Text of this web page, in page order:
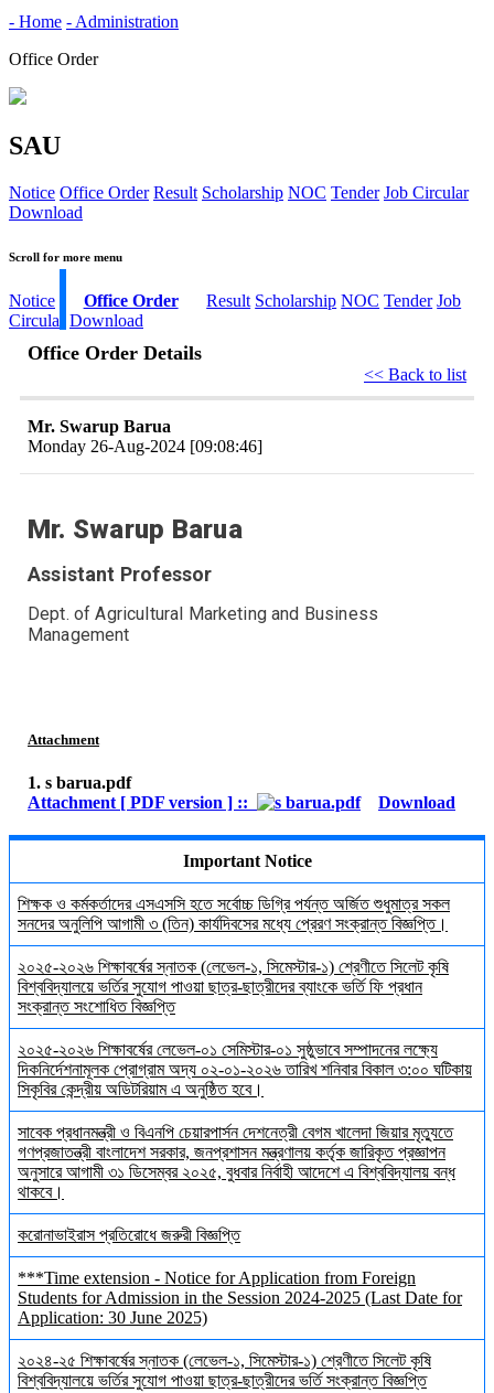
- Home - Administration
Office Order
SAU
Notice Office Order Result Scholarship NOC Tender Job Circular
Download
Scroll for more menu
Notice Office Order Result Scholarship NOC Tender Job
Circular Download
Office Order Details
<< Back to list
Mr. Swarup Barua
Monday 26-Aug-2024 [09:08:46]
Mr. Swarup Barua
Assistant Professor
Dept. of Agricultural Marketing and Business
Management
Attachment
1. s barua.pdf
Attachment [ PDF version ] ::
Download
Important Notice
শিক্ষক ও কর্মকর্তাদের এসএসসি হতে সর্বোচ্চ ডিগ্রি পর্যন্ত অর্জিত শুধুমাত্র সকল
সনদের অনুলিপি আগামী ৩ (তিন) কার্যদিবসের মধ্যে প্রেরণ সংক্রান্ত বিজ্ঞপ্তি।
২০২৫-২০২৬ শিক্ষাবর্ষের স্নাতক (লেভেল-১, সিমেস্টার-১) শ্রেণীতে সিলেট কৃষি
বিশ্ববিদ্যালয়ে ভর্তির সুযোগ পাওয়া ছাত্র-ছাত্রীদের ব্যাংকে ভর্তি ফি প্রধান
সংক্রান্ত সংশোধিত বিজ্ঞপ্তি
২০২৫-২০২৬ শিক্ষাবর্ষের লেভেল-০১ সেমিস্টার-০১ সুষ্ঠুভাবে সম্পাদনের লক্ষ্যে
দিকনির্দেশনামূলক প্রোগ্রাম অদ্য ০২-০১-২০২৬ তারিখ শনিবার বিকাল ৩:০০ ঘটিকায়
সিকৃবির কেন্দ্রীয় অডিটরিয়াম এ অনুষ্ঠিত হবে।
সাবেক প্রধানমন্ত্রী ও বিএনপি চেয়ারপার্সন দেশনেত্রী বেগম খালেদা জিয়ার মৃত্যুতে
গণপ্রজাতন্ত্রী বাংলাদেশ সরকার, জনপ্রশাসন মন্ত্রণালয় কর্তৃক জারিকৃত প্রজ্ঞাপন
অনুসারে আগামী ৩১ ডিসেম্বর ২০২৫, বুধবার নির্বাহী আদেশে এ বিশ্ববিদ্যালয় বন্ধ
থাকবে।
করোনাভাইরাস প্রতিরোধে জরুরী বিজ্ঞপ্তি
***Time extension - Notice for Application from Foreign
Students for Admission in the Session 2024-2025 (Last Date for
Application: 30 June 2025)
২০২৪-২৫ শিক্ষাবর্ষের স্নাতক (লেভেল-১, সিমেস্টার-১) শ্রেণীতে সিলেট কৃষি
বিশ্ববিদ্যালয়ে ভর্তির সুযোগ পাওয়া ছাত্র-ছাত্রীদের ভর্তি সংক্রান্ত বিজ্ঞপ্তি